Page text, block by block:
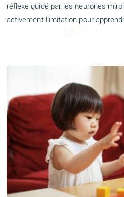
réflexe guidé par les neurones
activement l’imitation pour